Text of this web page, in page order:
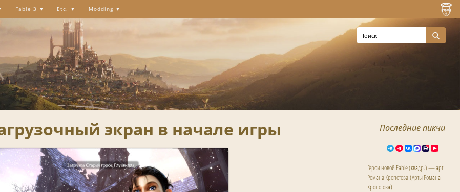
Fable 3 Etc. Modding
экран в начале игры Последние пикчи
Герои новой Fable (квадр.) — арт
Романа Кропотова (Арты Романа
Кропотова)